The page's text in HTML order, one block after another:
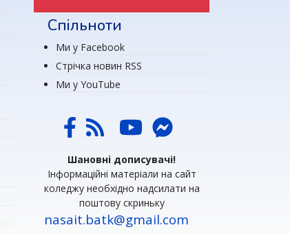
Спільноти
Ми у Facebook
Стрічка новин RSS
Ми у YouTube
Шановні дописувачі!
Інформаційні матеріали на сайт
коледжу необхідно надсилати на
поштову скриньку
nasait.batk@gmail.com